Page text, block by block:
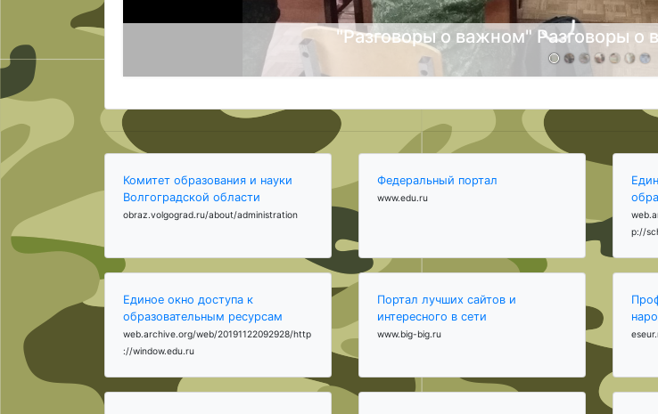
"Разговоры о важном" Разговоры
Комитет образования и науки
Волгоградской области
obraz.volgograd.ru/about/administration
Федеральный портал
www.edu.ru
p://
Единое окно доступа к
образовательным ресурсам
web.archive.org/web/20191122092928/http
://window.edu.ru
Портал лучших сайтов и
интересного в сети
www.big-big.ru